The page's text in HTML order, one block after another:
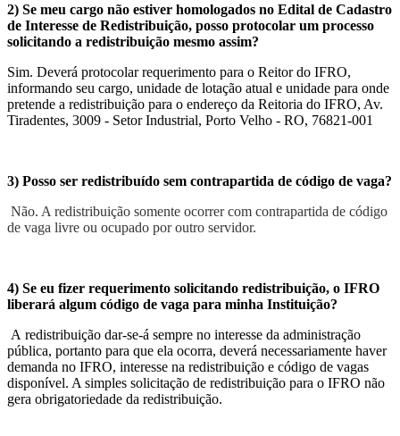
2) Se meu cargo não estiver homologados no Edital de Cadastro
de Interesse de Redistribuição, posso protocolar um processo
solicitando a redistribuição mesmo assim?
Sim. Deverá protocolar requerimento para o Reitor do IFRO,
informando seu cargo, unidade de lotação atual e unidade para onde
pretende a redistribuição para o endereço da Reitoria do IFRO, Av.
Tiradentes, 3009 - Setor Industrial, Porto Velho - RO, 76821-001
3) Posso ser redistribuído sem contrapartida de código de vaga?
Não. A redistribuição somente ocorrer com contrapartida de código
de vaga livre ou ocupado por outro servidor.
4) Se eu fizer requerimento solicitando redistribuição, o IFRO
liberará algum código de vaga para minha Instituição?
A redistribuição dar-se-á sempre no interesse da administração
pública, portanto para que ela ocorra, deverá necessariamente haver
demanda no IFRO, interesse na redistribuição e código de vagas
disponível. A simples solicitação de redistribuição para o IFRO não
gera obrigatoriedade da redistribuição.